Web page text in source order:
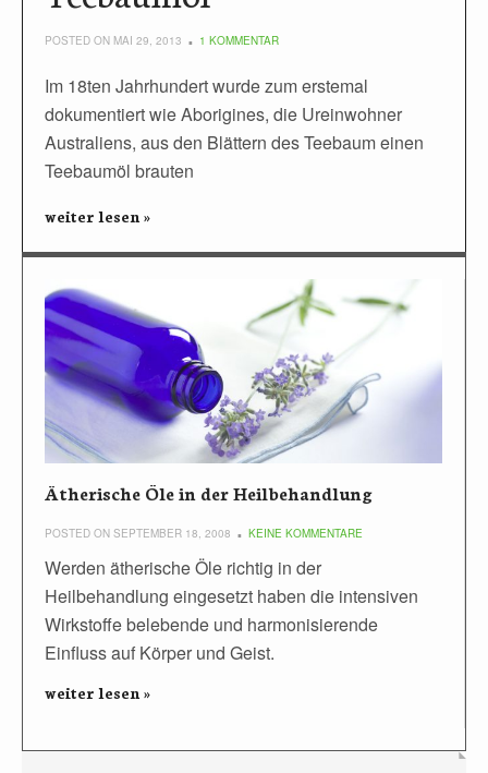
POSTED ON MAI 29, 2013 1 KOMMENTAR
Im 18ten Jahrhundert wurde zum erstemal
dokumentiert wie Aborigines, die Ureinwohner
Australiens, aus den Blättern des Teebaum einen
Teebaumöl brauten
weiter lesen »
Ätherische Öle in der Heilbehandlung
POSTED ON SEPTEMBER 18, 2008 KEINE KOMMENTARE
Werden ätherische Öle richtig in der
Heilbehandlung eingesetzt haben die intensiven
Wirkstoffe belebende und harmonisierende
Einfluss auf Körper und Geist.
weiter lesen »